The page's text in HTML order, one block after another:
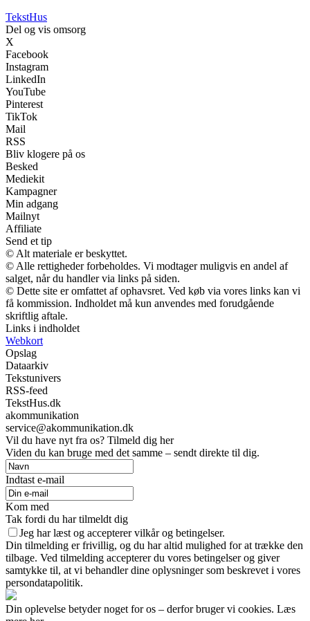
TekstHus
Del og vis omsorg
X
Facebook
Instagram
LinkedIn
YouTube
Pinterest
TikTok
Mail
RSS
Bliv klogere på os
Besked
Mediekit
Kampagner
Min adgang
Mailnyt
Affiliate
Send et tip
© Alt materiale er beskyttet.
© Alle rettigheder forbeholdes. Vi modtager muligvis en andel af
salget, når du handler via links på siden.
© Dette site er omfattet af ophavsret. Ved køb via vores links kan vi
få kommission. Indholdet må kun anvendes med forudgående
skriftlig aftale.
Links i indholdet
Webkort
Opslag
Dataarkiv
Tekstunivers
RSS-feed
TekstHus.dk
akommunikation
service@akommunikation.dk
Vil du have nyt fra os? Tilmeld dig her
Viden du kan bruge med det samme – sendt direkte til dig.
Indtast e-mail
Kom med
Tak fordi du har tilmeldt dig
Jeg har læst og accepterer vilkår og betingelser.
Din tilmelding er frivillig, og du har altid mulighed for at trække den
tilbage. Ved tilmelding accepterer du vores betingelser og giver
samtykke til, at vi behandler dine oplysninger som beskrevet i vores
persondatapolitik.
Din oplevelse betyder noget for os – derfor bruger vi cookies. Læs